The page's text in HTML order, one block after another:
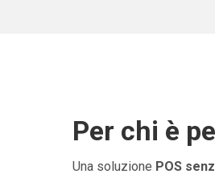
Per chi è
Una soluzione POS